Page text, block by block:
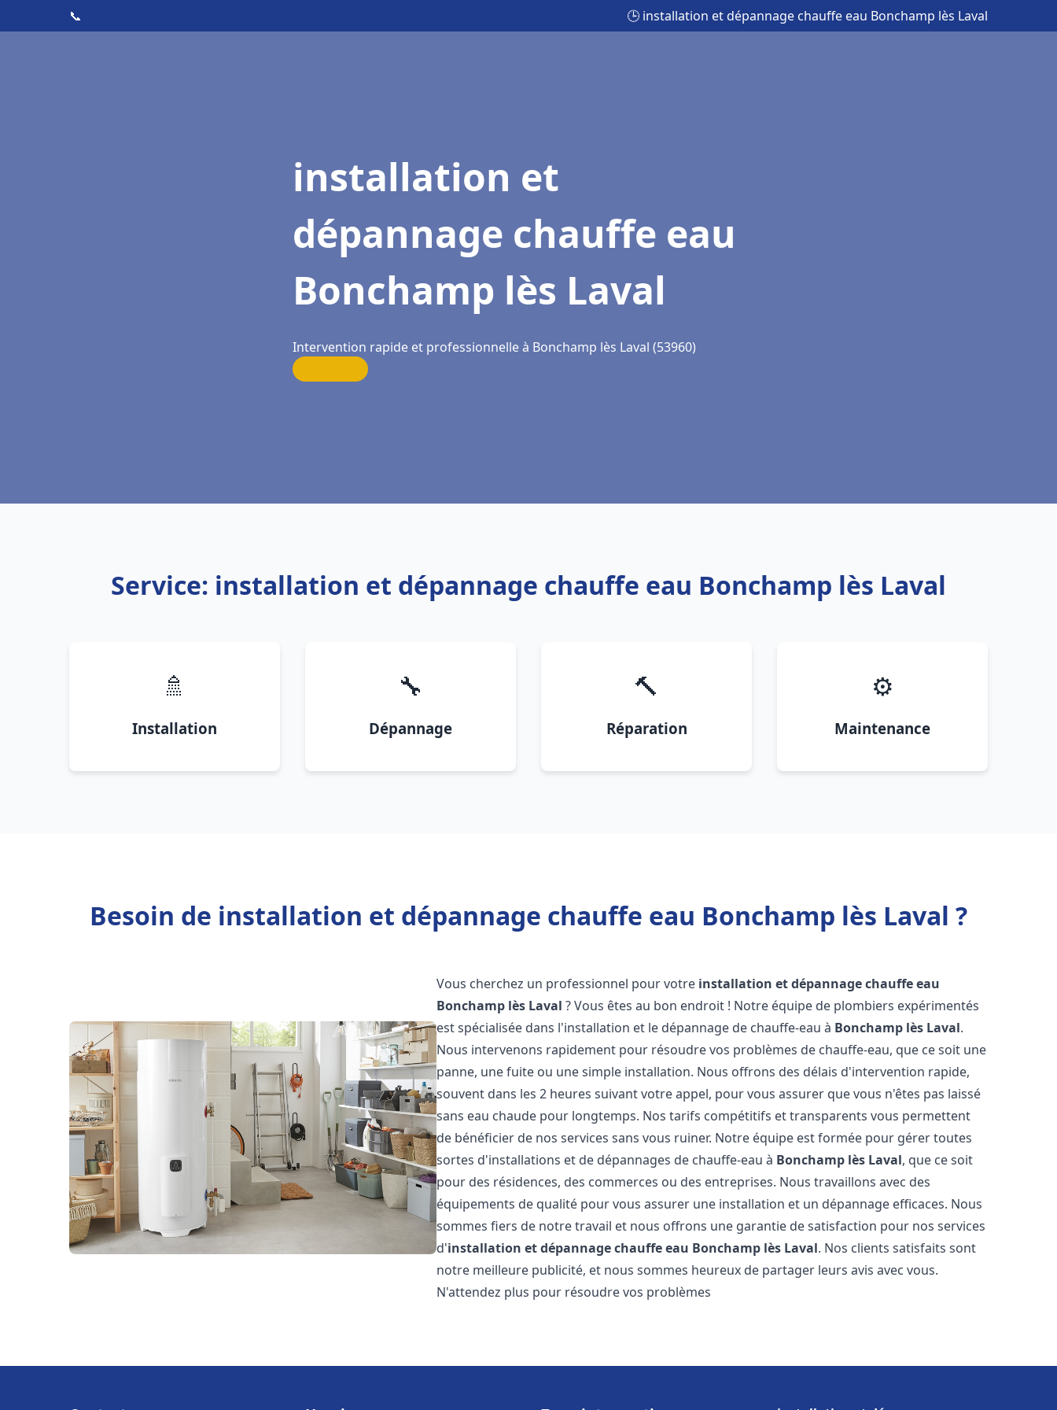
📞 🕒 installation et dépannage chauffe eau Bonchamp lès Laval
installation et
dépannage chauffe eau
Bonchamp lès Laval
Intervention rapide et professionnelle à Bonchamp lès Laval (53960)
Service: installation et dépannage chauffe eau Bonchamp lès Laval
🚿
Installation
🔧
Dépannage
🔨
Réparation
⚙️
Maintenance
Besoin de installation et dépannage chauffe eau Bonchamp lès Laval ?
Vous cherchez un professionnel pour votre installation et dépannage chauffe eau
Bonchamp lès Laval ? Vous êtes au bon endroit ! Notre équipe de plombiers expérimentés
est spécialisée dans l'installation et le dépannage de chauffe-eau à Bonchamp lès Laval.
Nous intervenons rapidement pour résoudre vos problèmes de chauffe-eau, que ce soit une
panne, une fuite ou une simple installation. Nous offrons des délais d'intervention rapide,
souvent dans les 2 heures suivant votre appel, pour vous assurer que vous n'êtes pas laissé
sans eau chaude pour longtemps. Nos tarifs compétitifs et transparents vous permettent
de bénéficier de nos services sans vous ruiner. Notre équipe est formée pour gérer toutes
sortes d'installations et de dépannages de chauffe-eau à Bonchamp lès Laval, que ce soit
pour des résidences, des commerces ou des entreprises. Nous travaillons avec des
équipements de qualité pour vous assurer une installation et un dépannage efficaces. Nous
sommes fiers de notre travail et nous offrons une garantie de satisfaction pour nos services
d'installation et dépannage chauffe eau Bonchamp lès Laval. Nos clients satisfaits sont
notre meilleure publicité, et nous sommes heureux de partager leurs avis avec vous.
N'attendez plus pour résoudre vos problèmes